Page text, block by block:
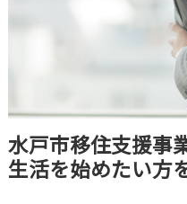
水戸市移住支援事
生活を始めたい方